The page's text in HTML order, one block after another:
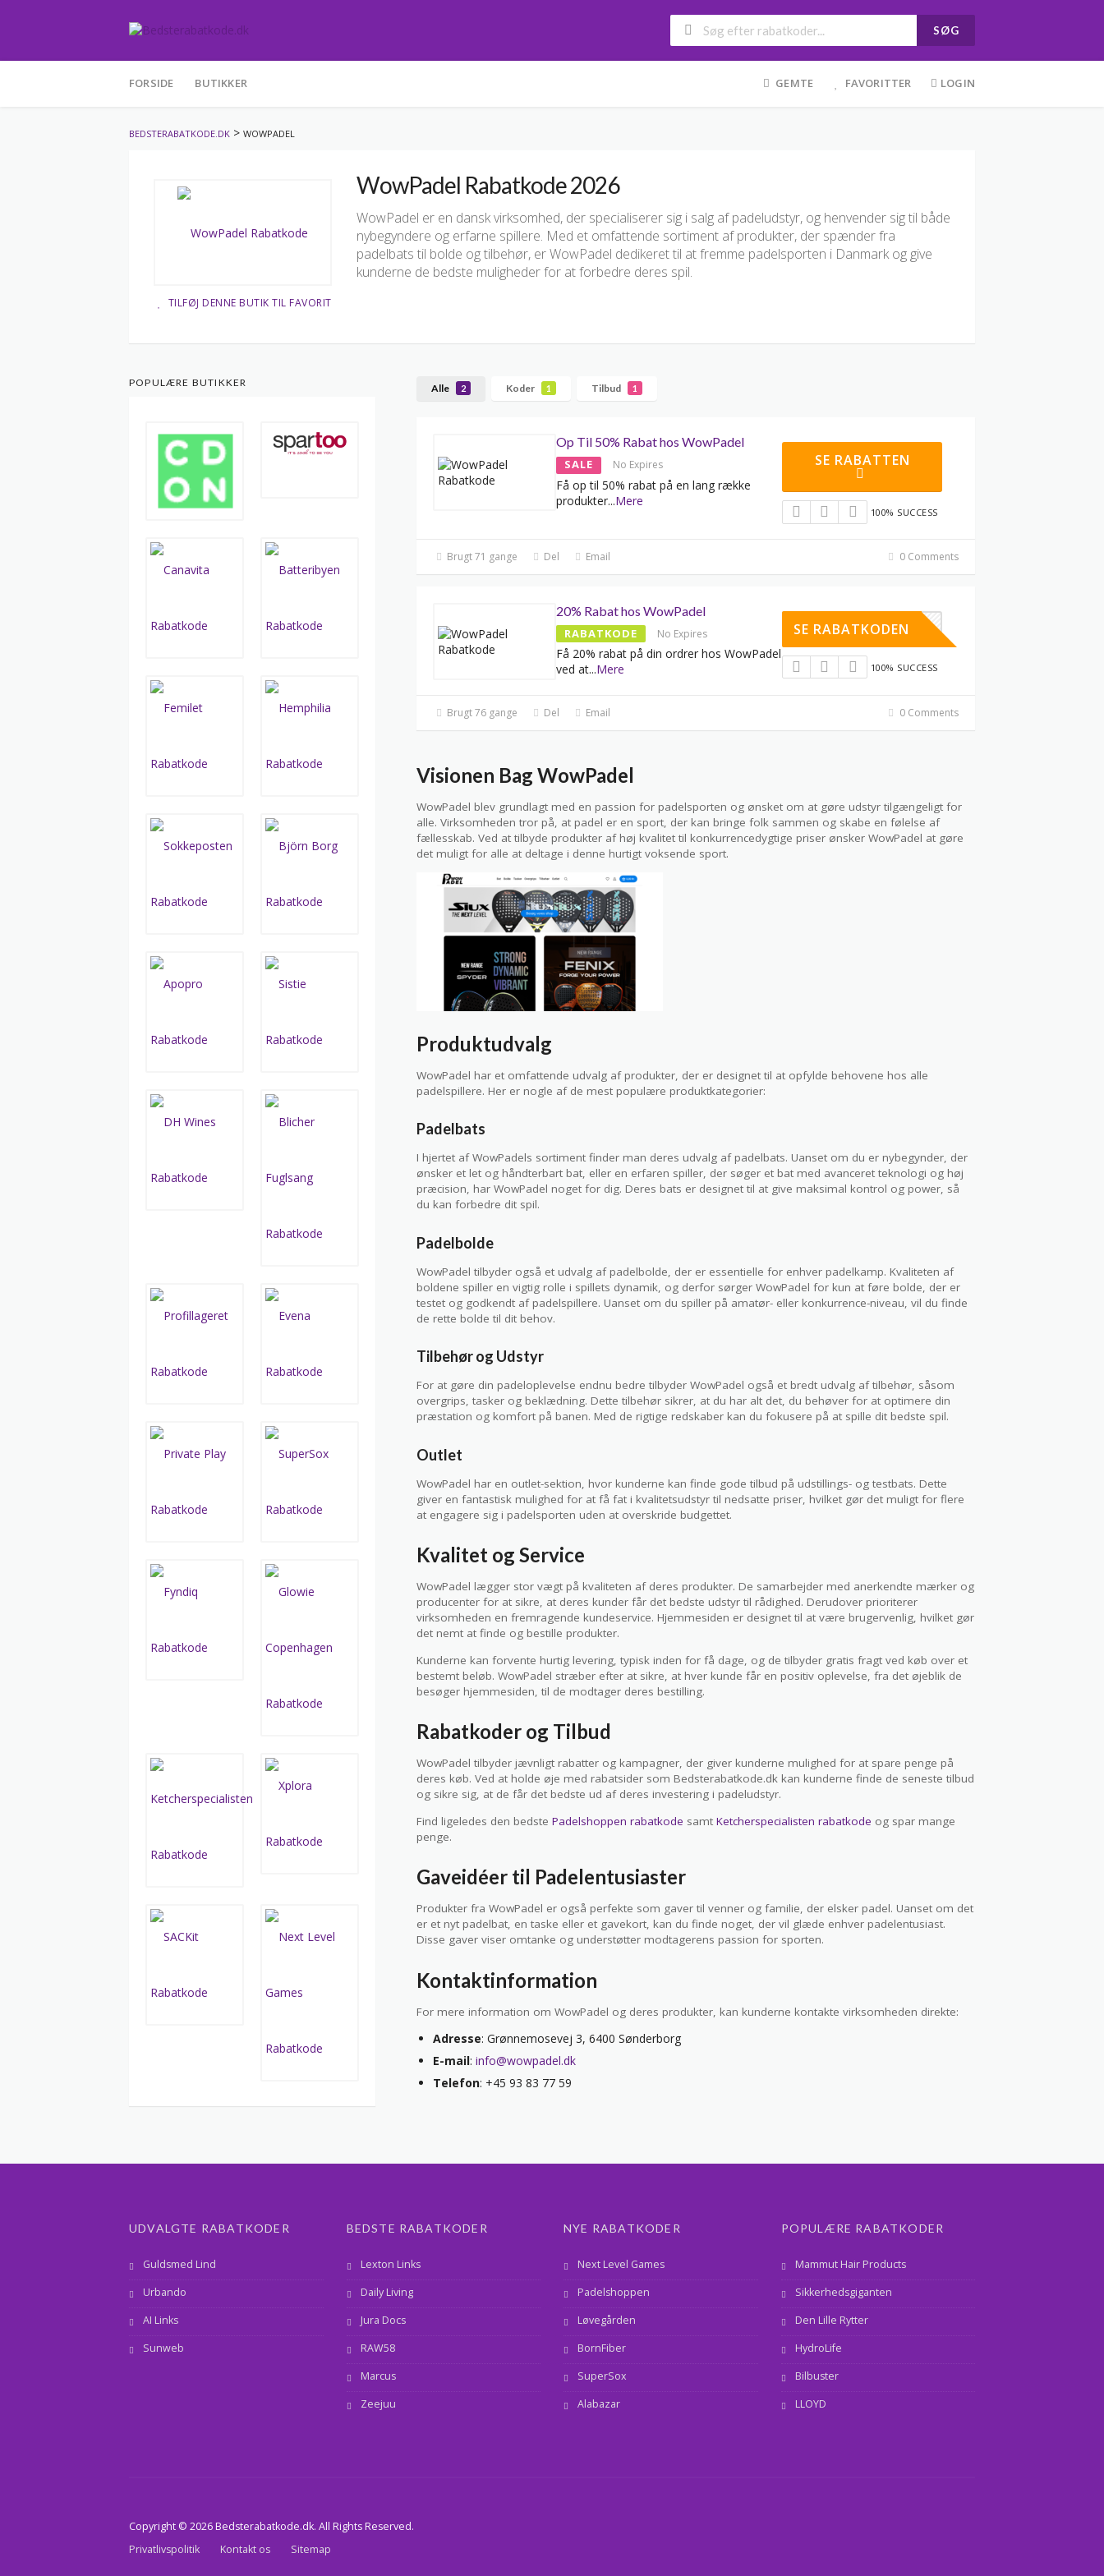
SØG
to
FORSIDE BUTIKKER GEMTE FAVORITTER LOGIN
BEDSTERABATKODE.DK > WOWPADEL
TILFØJ DENNE BUTIK TIL FAVORIT
WowPadel Rabatkode 2026
WowPadel er en dansk virksomhed, der specialiserer sig i salg af padeludstyr, og henvender sig til både
nybegyndere og erfarne spillere. Med et omfattende sortiment af produkter, der spænder fra
padelbats til bolde og tilbehør, er WowPadel dedikeret til at fremme padelsporten i Danmark og give
kunderne de bedste muligheder for at forbedre deres spil.
Alle 2 Koder 1 Tilbud 1
Op Til 50% Rabat hos WowPadel
SALE No Expires
Få op til 50% rabat på en lang række
produkter...Mere
SE RABATTEN
100% SUCCESS
Brugt 71 gange Del Email 0 Comments
20% Rabat hos WowPadel
RABATKODE No Expires
Få 20% rabat på din ordrer hos WowPadel
ved at...Mere
WOW20
SE RABATKODEN
100% SUCCESS
Brugt 76 gange Del Email 0 Comments
Visionen Bag WowPadel
WowPadel blev grundlagt med en passion for padelsporten og ønsket om at gøre udstyr tilgængeligt for
alle. Virksomheden tror på, at padel er en sport, der kan bringe folk sammen og skabe en følelse af
fællesskab. Ved at tilbyde produkter af høj kvalitet til konkurrencedygtige priser ønsker WowPadel at gøre
det muligt for alle at deltage i denne hurtigt voksende sport.
Produktudvalg
WowPadel har et omfattende udvalg af produkter, der er designet til at opfylde behovene hos alle
padelspillere. Her er nogle af de mest populære produktkategorier:
Padelbats
I hjertet af WowPadels sortiment finder man deres udvalg af padelbats. Uanset om du er nybegynder, der
ønsker et let og håndterbart bat, eller en erfaren spiller, der søger et bat med avanceret teknologi og høj
præcision, har WowPadel noget for dig. Deres bats er designet til at give maksimal kontrol og power, så
du kan forbedre dit spil.
Padelbolde
WowPadel tilbyder også et udvalg af padelbolde, der er essentielle for enhver padelkamp. Kvaliteten af
boldene spiller en vigtig rolle i spillets dynamik, og derfor sørger WowPadel for kun at føre bolde, der er
testet og godkendt af padelspillere. Uanset om du spiller på amatør- eller konkurrence-niveau, vil du finde
de rette bolde til dit behov.
Tilbehør og Udstyr
For at gøre din padeloplevelse endnu bedre tilbyder WowPadel også et bredt udvalg af tilbehør, såsom
overgrips, tasker og beklædning. Dette tilbehør sikrer, at du har alt det, du behøver for at optimere din
præstation og komfort på banen. Med de rigtige redskaber kan du fokusere på at spille dit bedste spil.
Outlet
WowPadel har en outlet-sektion, hvor kunderne kan finde gode tilbud på udstillings- og testbats. Dette
giver en fantastisk mulighed for at få fat i kvalitetsudstyr til nedsatte priser, hvilket gør det muligt for flere
at engagere sig i padelsporten uden at overskride budgettet.
Kvalitet og Service
WowPadel lægger stor vægt på kvaliteten af deres produkter. De samarbejder med anerkendte mærker og
producenter for at sikre, at deres kunder får det bedste udstyr til rådighed. Derudover prioriterer
virksomheden en fremragende kundeservice. Hjemmesiden er designet til at være brugervenlig, hvilket gør
det nemt at finde og bestille produkter.
Kunderne kan forvente hurtig levering, typisk inden for få dage, og de tilbyder gratis fragt ved køb over et
bestemt beløb. WowPadel stræber efter at sikre, at hver kunde får en positiv oplevelse, fra det øjeblik de
besøger hjemmesiden, til de modtager deres bestilling.
Rabatkoder og Tilbud
WowPadel tilbyder jævnligt rabatter og kampagner, der giver kunderne mulighed for at spare penge på
deres køb. Ved at holde øje med rabatsider som Bedsterabatkode.dk kan kunderne finde de seneste tilbud
og sikre sig, at de får det bedste ud af deres investering i padeludstyr.
Find ligeledes den bedste Padelshoppen rabatkode samt Ketcherspecialisten rabatkode og spar mange
penge.
Gaveidéer til Padelentusiaster
Produkter fra WowPadel er også perfekte som gaver til venner og familie, der elsker padel. Uanset om det
er et nyt padelbat, en taske eller et gavekort, kan du finde noget, der vil glæde enhver padelentusiast.
Disse gaver viser omtanke og understøtter modtagerens passion for sporten.
Kontaktinformation
For mere information om WowPadel og deres produkter, kan kunderne kontakte virksomheden direkte:
Adresse: Grønnemosevej 3, 6400 Sønderborg
E-mail: info@wowpadel.dk
Telefon: +45 93 83 77 59
POPULÆRE BUTIKKER
UDVALGTE RABATKODER
Guldsmed Lind
Urbando
AI Links
Sunweb
BEDSTE RABATKODER
Lexton Links
Daily Living
Jura Docs
RAW58
Marcus
Zeejuu
NYE RABATKODER
Next Level Games
Padelshoppen
Løvegården
BornFiber
SuperSox
Alabazar
POPULÆRE RABATKODER
Mammut Hair Products
Sikkerhedsgiganten
Den Lille Rytter
HydroLife
Bilbuster
LLOYD
Copyright © 2026 Bedsterabatkode.dk. All Rights Reserved.
Privatlivspolitik
Kontakt os Sitemap